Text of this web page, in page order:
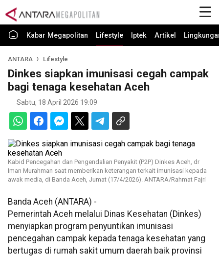
Kabar Megapolitan Lifestyle Iptek Artikel
ANTARA Lifestyle
Dinkes siapkan imunisasi cegah campak
bagi tenaga kesehatan Aceh
Sabtu, 18 April 2026 19:09
Kabid Pencegahan dan Pengendalian Penyakit (P2P) Dinkes Aceh, dr
Iman Murahman saat memberikan keterangan terkait imunisasi kepada
awak media, di Banda Aceh, Jumat (17/4/2026). ANTARA/Rahmat Fajri
Banda Aceh (ANTARA) -
Pemerintah Aceh melalui Dinas Kesehatan (Dinkes)
menyiapkan program penyuntikan imunisasi
pencegahan campak kepada tenaga kesehatan yang
bertugas di rumah sakit umum daerah baik provinsi